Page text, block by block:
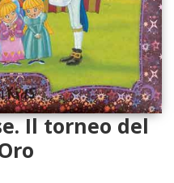
Il torneo del